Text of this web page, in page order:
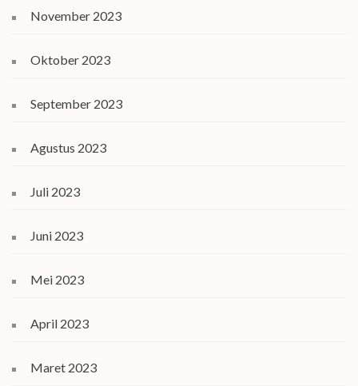
November 2023
Oktober 2023
September 2023
Agustus 2023
Juli 2023
Juni 2023
Mei 2023
April 2023
Maret 2023